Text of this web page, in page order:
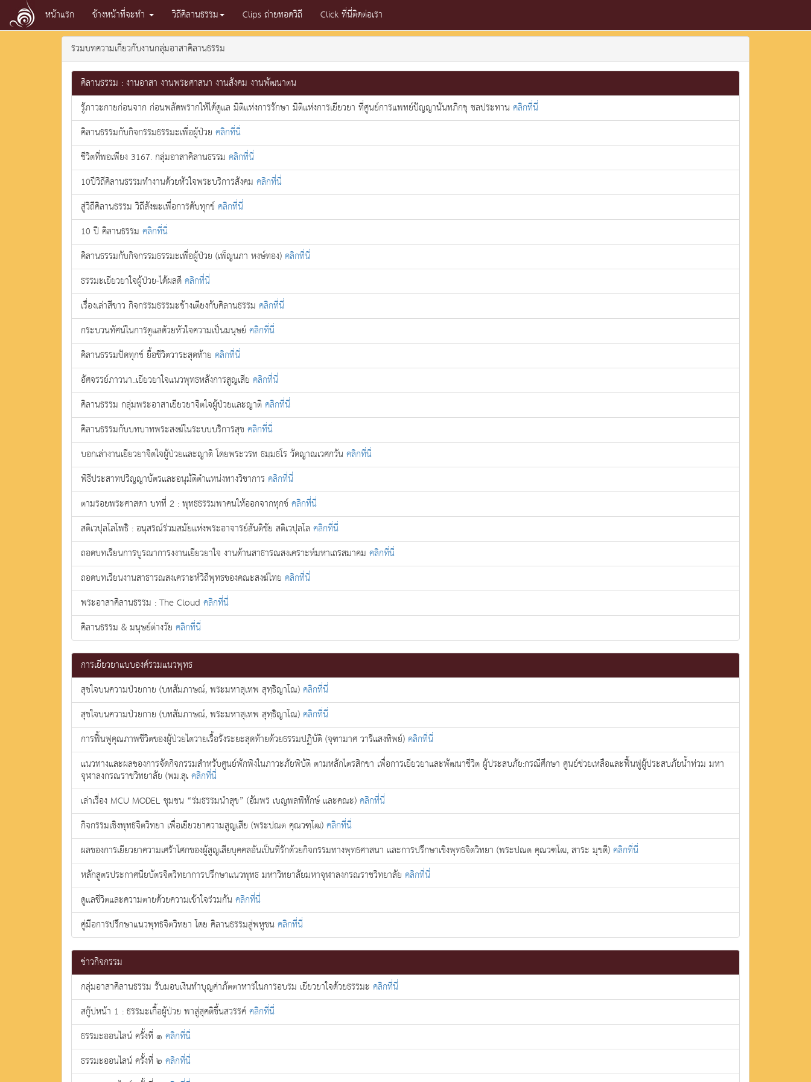
หน้าแรก ข้างหน้าที่จะทำ วิถีคิลานธรรม Clips ถ่ายทอดวิถี Click ที่นี่ติดต่อเรา
รวมบทความเกี่ยวกับงานกลุ่มอาสาคิลานธรรม
คิลานธรรม : งานอาสา งานพระศาสนา งานสังคม งานพัฒนาตน
รู้ภาวะกายก่อนจาก ก่อนพลัดพรากให้ได้ดูแล มิติแห่งการรักษา มิติแห่งการเยียวยา ที่ศูนย์การแพทย์ปัญญานันทภิกขุ ชลประทานคลิกที่นี่
คิลานธรรมกับกิจกรรมธรรมะเพื่อผู้ป่วย คลิกที่นี่
ชีวิตที่พอเพียง 3167. กลุ่มอาสาคิลานธรรม คลิกที่นี่
10ปีวิถีคิลานธรรมทำงานด้วยหัวใจพระบริการสังคม คลิกที่นี่
สู่วิถีคิลานธรรม วิถีสังฆะเพื่อการดับทุกข์คลิกที่นี่
10 ปี คิลานธรรม คลิกที่นี่
คิลานธรรมกับกิจกรรมธรรมะเพื่อผู้ป่วย (เพ็ญนภา หงษ์ทอง)คลิกที่นี่
ธรรมะเยียวยาใจผู้ป่วย-ได้ผลดีคลิกที่นี่
เรื่องเล่าสีขาว กิจกรรมธรรมะข้างเตียงกับคิลานธรรม คลิกที่นี่
กระบวนทัศน์ในการดูแลด้วยหัวใจความเป็นมนุษย์คลิกที่นี่
คิลานธรรมปัดทุกข์ ยื้อชีวิตวาระสุดท้าย คลิกที่นี่
อัศจรรย์ภาวนา..เยียวยาใจแนวพุทธหลังการสูญเสีย คลิกที่นี่
คิลานธรรม กลุ่มพระอาสาเยียวยาจิตใจผู้ป่วยและญาติคลิกที่นี่
คิลานธรรมกับบทบาทพระสงฆ์ในระบบบริการสุข คลิกที่นี่
บอกเล่างานเยียวยาจิตใจผู้ป่วยและญาติ โดยพระวรท ธมฺมธโร วัดญาณเวศกวันคลิกที่นี่
พิธีประสาทปริญญาบัตรและอนุมัติตำแหน่งทางวิชาการ คลิกที่นี่
ตามรอยพระศาสดา บทที่ 2 : พุทธธรรมพาคนให้ออกจากทุกข์คลิกที่นี่
สติเวปุลโลโพธิ : อนุสรณ์ร่วมสมัยแห่งพระอาจารย์สันติชัย สติเวปุลโล คลิกที่นี่
ถอดบทเรียนการบูรณาการงงานเยียวยาใจ งานด้านสาธารณสงเคราะห์มหาเถรสมาคม คลิกที่นี่
ถอดบทเรียนงานสาธารณสงเคราะห์วิถีพุทธของคณะสงฆ์ไทย คลิกที่นี่
พระอาสาคิลานธรรม : The Cloud คลิกที่นี่
คิลานธรรม & มนุษย์ต่างวัย คลิกที่นี่
การเยียวยาแบบองค์รวมแนวพุทธ
สุขใจบนความป่วยกาย (บทสัมภาษณ์, พระมหาสุเทพ สุทฺธิญาโณ)คลิกที่นี่
สุขใจบนความป่วยกาย (บทสัมภาษณ์, พระมหาสุเทพ สุทฺธิญาโณ)คลิกที่นี่
การฟื้นฟูคุณภาพชีวิตของผู้ป่วยไตวายเรื้อรังระยะสุดท้ายด้วยธรรมปฏิบัติ (จุฑามาศ วารีแสงทิพย์)คลิกที่นี่
แนวทางและผลของการจัดกิจกรรมสำหรับศูนย์พักพิงในภาวะภัยพิบัติ ตามหลักไตรสิกขา เพื่อการเยียวยาและพัฒนาชีวิต ผู้ประสบภัย:กรณีศึกษา ศูนย์ช่วยเหลือและฟื้นฟูผู้ประสบภัยน้ำท่วม มหา
จุฬาลงกรณราชวิทยาลัย (พม.สุเคลิกที่นี่
เล่าเรื่อง MCU MODEL ชุมชน “ร่มธรรมนำสุข” (อัมพร เบญพลพิทักษ์ และคณะ)คลิกที่นี่
กิจกรรมเชิงพุทธจิตวิทยา เพื่อเยียวยาความสูญเสีย (พระปณต คุณวฑฺโฒ)คลิกที่นี่
ผลของการเยียวยาความเศร้าโศกของผู้สูญเสียบุคคลอันเป็นที่รักด้วยกิจกรรมทางพุทธศาสนา และการปรึกษาเชิงพุทธจิตวิทยา (พระปณต คุณวฑฺโฒ, สาระ มุขดี)คลิกที่นี่
หลักสูตรประกาศนียบัตรจิตวิทยาการปรึกษาแนวพุทธ มหาวิทยาลัยมหาจุฬาลงกรณราชวิทยาลัย คลิกที่นี่
ดูแลชีวิตและความตายด้วยความเข้าใจร่วมกันคลิกที่นี่
คู่มือการปรึกษาแนวพุทธจิตวิทยา โดย คิลานธรรมสู่พหูชนคลิกที่นี่
ข่าวกิจกรรม
กลุ่มอาสาคิลานธรรม รับมอบเงินทำบุญค่าภัตตาหารในการอบรม เยียวยาใจด้วยธรรมะ คลิกที่นี่
สกู๊ปหน้า 1 : ธรรมะเกื้อผู้ป่วย พาสู่สุคติขึ้นสวรรค์คลิกที่นี่
ธรรมะออนไลน์ ครั้งที่ ๑ คลิกที่นี่
ธรรมะออนไลน์ ครั้งที่ ๒ คลิกที่นี่